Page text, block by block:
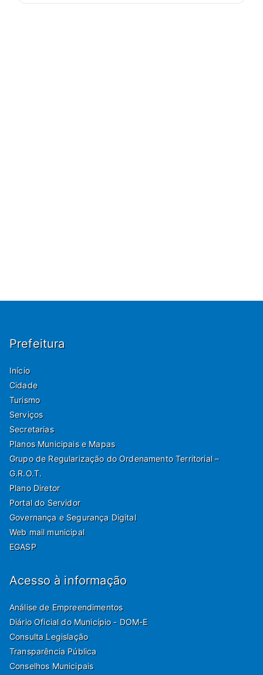
Prefeitura
Início
Cidade
Turismo
Serviços
Secretarias
Planos Municipais e Mapas
Grupo de Regularização do Ordenamento Territorial –
G.R.O.T.
Plano Diretor
Portal do Servidor
Governança e Segurança Digital
Web mail municipal
EGASP
Acesso à informação
Análise de Empreendimentos
Diário Oficial do Município - DOM-E
Consulta Legislação
Transparência Pública
Conselhos Municipais